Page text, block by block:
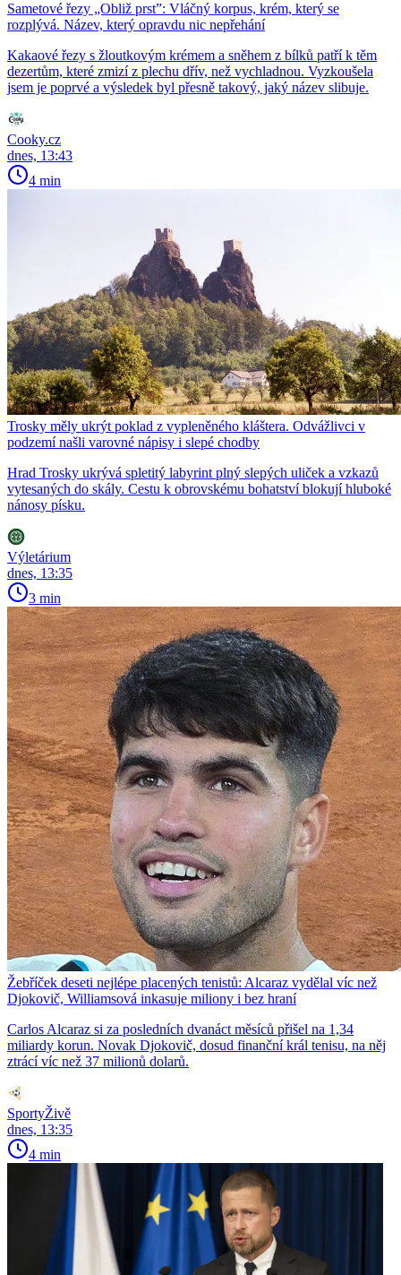
Sametové řezy „Obliž prst”: Vláčný korpus, krém, který se
rozplývá. Název, který opravdu nic nepřehání
Kakaové řezy s žloutkovým krémem a sněhem z bílků patří k těm
dezertům, které zmizí z plechu dřív, než vychladnou. Vyzkoušela
jsem je poprvé a výsledek byl přesně takový, jaký název slibuje.
Cooky.cz
dnes, 13:43
4 min
Trosky měly ukrýt poklad z vypleněného kláštera. Odvážlivci v
podzemí našli varovné nápisy i slepé chodby
Hrad Trosky ukrývá spletitý labyrint plný slepých uliček a vzkazů
vytesaných do skály. Cestu k obrovskému bohatství blokují hluboké
nánosy písku.
Výletárium
dnes, 13:35
3 min
Žebříček deseti nejlépe placených tenistů: Alcaraz vydělal víc než
Djokovič, Williamsová inkasuje miliony i bez hraní
Carlos Alcaraz si za posledních dvanáct měsíců přišel na 1,34
miliardy korun. Novak Djokovič, dosud finanční král tenisu, na něj
ztrácí víc než 37 milionů dolarů.
SportyŽivě
dnes, 13:35
4 min